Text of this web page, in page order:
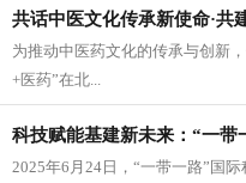
共话中医文化传承新使命·共
针灸培训中心国际针苑读书
为推动中医药文化的传承与创新
+医药”在北...
科技赋能基建新未来：“一带
国土木工程集团
2025年6月24日，“一带一路”国